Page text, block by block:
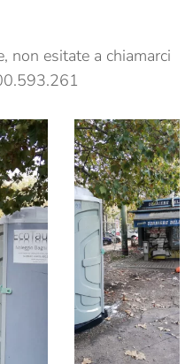
non esitate a chiamarci